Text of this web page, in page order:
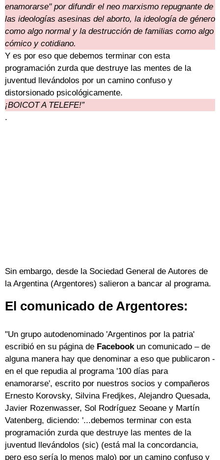
enamorarse" por difundir el neo marxismo repugnante de
las ideologías asesinas del aborto, la ideología de género
como algo normal y la destrucción de familias como algo
cómico y cotidiano.
Y es por eso que debemos terminar con esta
programación zurda que destruye las mentes de la
juventud llevándolos por un camino confuso y
distorsionado psicológicamente.
¡BOICOT A TELEFE!”
.
Sin embargo, desde la Sociedad General de Autores de
la Argentina (Argentores) salieron a bancar al programa.
El comunicado de Argentores:
"Un grupo autodenominado 'Argentinos por la patria'
escribió en su página de Facebook un comunicado – de
alguna manera hay que denominar a eso que publicaron -
en el que repudia al programa '100 días para
enamorarse', escrito por nuestros socios y compañeros
Ernesto Korovsky, Silvina Fredjkes, Alejandro Quesada,
Javier Rozenwasser, Sol Rodríguez Seoane y Martín
Vatenberg, diciendo: '...debemos terminar con esta
programación zurda que destruye las mentes de la
juventud llevándolos (sic) (está mal la concordancia,
pero eso sería lo menos malo) por un camino confuso y